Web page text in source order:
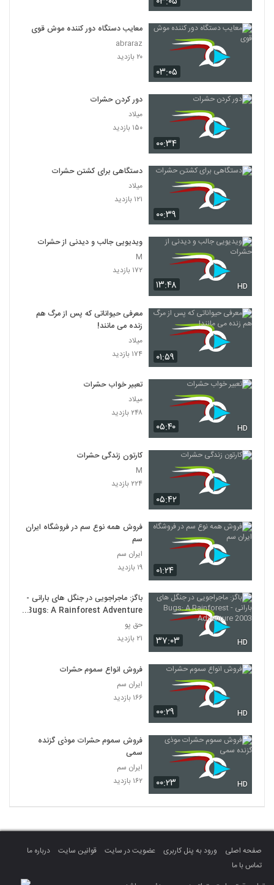
۰۳:۰۵
معایب دستگاه دور کننده موش قوی
abraraz
۲۰ بازدید
۰۰:۳۴
دور کردن حشرات
میلاد
۱۵۰ بازدید
۰۰:۳۹
دستگاهی برای کشتن حشرات
میلاد
۱۲۱ بازدید
۱۳:۴۸ HD
ویدیویی جالب و دیدنی از حشرات
M
۱۷۲ بازدید
۰۱:۵۹
معرفی حیواناتی که پس از مرگ هم
زنده می ‌مانند!
میلاد
۱۷۴ بازدید
۰۵:۴۰ HD
تعبیر خواب حشرات
میلاد
۲۴۸ بازدید
۰۵:۴۲
کارتون زندگی حشرات
M
۲۲۴ بازدید
۰۱:۲۴
فروش همه نوع سم در فروشگاه ایران
سم
ایران سم
۱۹ بازدید
۳۷:۰۳ HD
باگز: ماجراجویی در جنگل های بارانی -
Bugs: A Rainforest Adventure
2003
حق پو
۲۱ بازدید
۰۰:۲۹ HD
فروش انواع سموم حشرات
ایران سم
۱۶۶ بازدید
۰۰:۲۳ HD
فروش سموم حشرات موذی گزنده
سمی
ایران سم
۱۶۲ بازدید
صفحه اصلی ورود به پنل کاربری عضویت در سایت قوانین سایت
درباره ما
تماس با ما